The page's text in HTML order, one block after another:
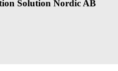
Solution Nordic AB